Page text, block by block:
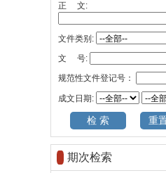
正 文:
文件类别:
文 号:
规范性文件登记号：
成文日期:
期次检索